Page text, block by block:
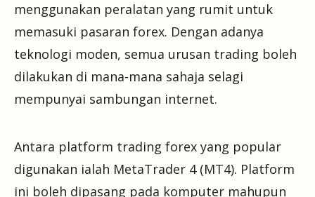
menggunakan peralatan yang rumit untuk
memasuki pasaran forex. Dengan adanya
teknologi moden, semua urusan trading boleh
dilakukan di mana-mana sahaja selagi
mempunyai sambungan internet.
Antara platform trading forex yang popular
digunakan ialah MetaTrader 4 (MT4). Platform
ini boleh dipasang pada komputer mahupun